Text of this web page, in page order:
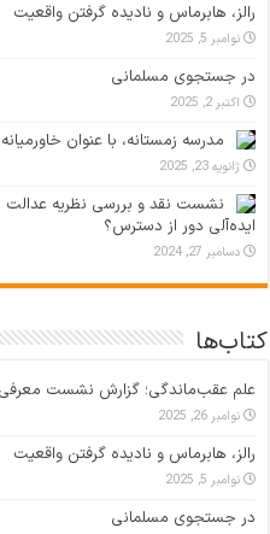
رالز، هابرماس و نادیده گرفتن واقعیت
نوامبر 5, 2025
در جستجوی مسلمانی
اکتبر 2, 2025
مدرسه زمستانه، با عنوان
ژانویه 23, 2025
نشست نقد و بررسی نظریه عدالت
ایده‌آلی دور از دسترس؟
دسامبر 27, 2024
کتاب‌ها
علم عقب‌ماندگی؛ گزارش نشست
نوامبر 26, 2025
رالز، هابرماس و نادیده گرفتن واقعیت
نوامبر 5, 2025
در جستجوی مسلمانی